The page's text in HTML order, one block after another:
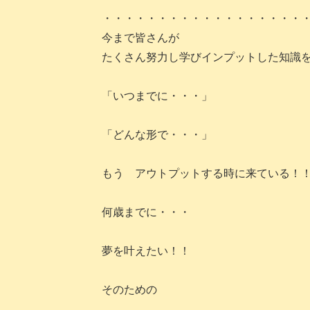
・・・・・・・・・・・・・・・・・・
今まで皆さんが
たくさん努力し学びインプットした知識
「いつまでに・・・」
「どんな形で・・・」
もう アウトプットする時に来ている！！
何歳までに・・・
夢を叶えたい！！
そのための